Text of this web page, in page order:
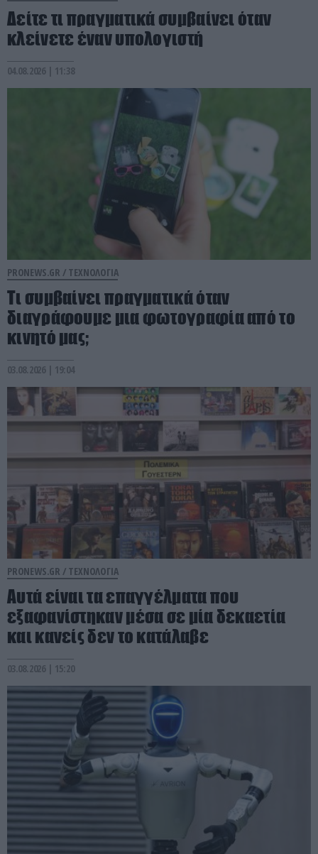
Δείτε τι πραγματικά συμβαίνει όταν
κλείνετε έναν υπολογιστή
04.08.2026 | 11:38
PRONEWS.GR / ΤΕΧΝΟΛΟΓΙΑ
Τι συμβαίνει πραγματικά όταν
διαγράφουμε μια φωτογραφία από το
κινητό μας;
03.08.2026 | 19:04
PRONEWS.GR / ΤΕΧΝΟΛΟΓΙΑ
Αυτά είναι τα επαγγέλματα που
εξαφανίστηκαν μέσα σε μία δεκαετία
και κανείς δεν το κατάλαβε
03.08.2026 | 15:20